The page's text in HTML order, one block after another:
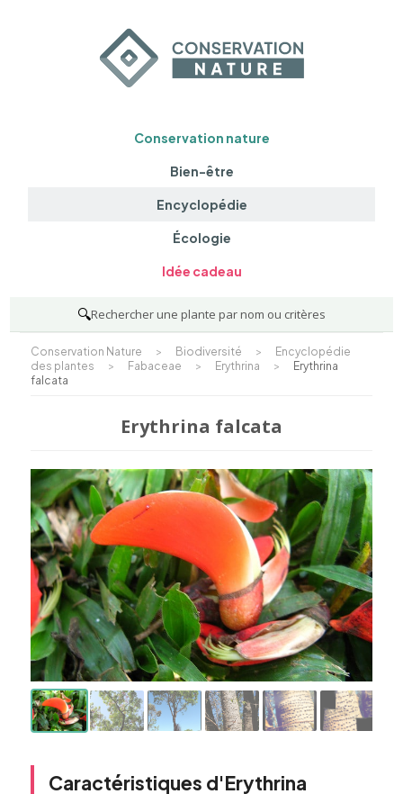
Conservation nature
Bien-être
Encyclopédie
Écologie
Idée cadeau
🔍Rechercher une plante par nom ou critères
Conservation Nature > Biodiversité >
Encyclopédie
des plantes
> Fabaceae > Erythrina >
Erythrina
falcata
Erythrina falcata
Caractéristiques d'Erythrina